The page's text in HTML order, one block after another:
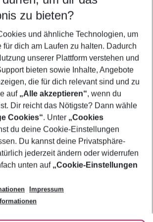
5-8 Nächte
Keine Kinder
Mehr Filter anzeigen
ändern
zu bieten?
und ähnliche Technologien, um
für dich am Laufen zu halten. Dadurch
unserer Plattform verstehen und
bieten sowie Inhalte, Angebote
die für dich relevant sind und zu
auf „Alle akzeptieren“, wenn du
Dir reicht das Nötigste? Dann wähle
Cookies“. Unter „Cookies
du deine Cookie-Einstellungen
Du kannst deine Privatsphäre-
jederzeit ändern oder widerrufen
unten auf „Cookie-Einstellungen
Impressum